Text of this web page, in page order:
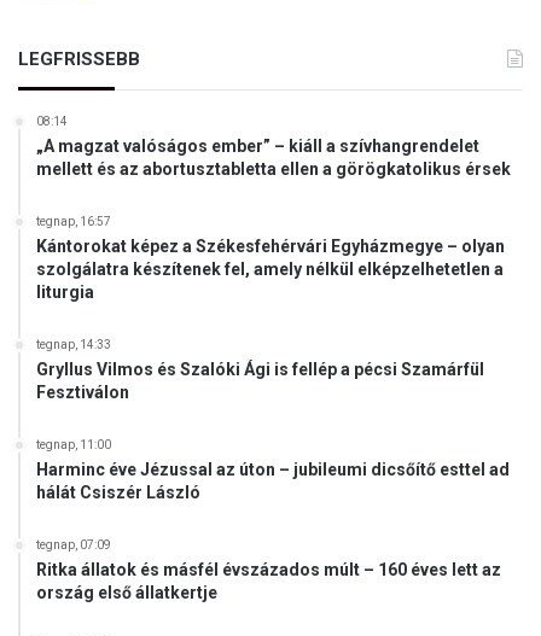
LEGFRISSEBB
08:14
„A magzat valóságos ember” – kiáll a szívhangrendelet
mellett és az abortusztabletta ellen a görögkatolikus érsek
tegnap, 16:57
Kántorokat képez a Székesfehérvári Egyházmegye – olyan
szolgálatra készítenek fel, amely nélkül elképzelhetetlen a
liturgia
tegnap, 14:33
Gryllus Vilmos és Szalóki Ági is fellép a pécsi Szamárfül
Fesztiválon
tegnap, 11:00
Harminc éve Jézussal az úton – jubileumi dicsőítő esttel ad
hálát Csiszér László
tegnap, 07:09
Ritka állatok és másfél évszázados múlt – 160 éves lett az
ország első állatkertje